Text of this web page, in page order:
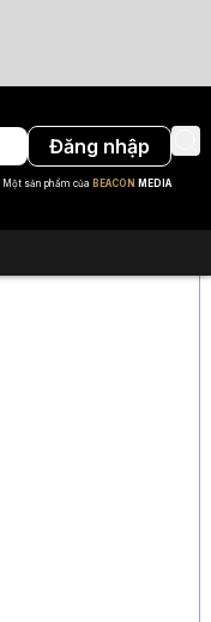
Đăng nhập
Một sản phẩm của BEACON MEDIA